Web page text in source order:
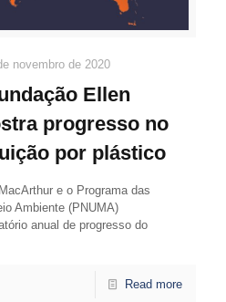
novembro de 2020
Ellen
progresso no
por plástico
e o Programa das
Ambiente (PNUMA)
anual de progresso do
Read more